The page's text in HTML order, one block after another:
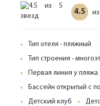
4.5 из
Тип отеля - пляжный
Тип строения -
Первая линия у пляжа
Бассейн открытый с
Детский клуб